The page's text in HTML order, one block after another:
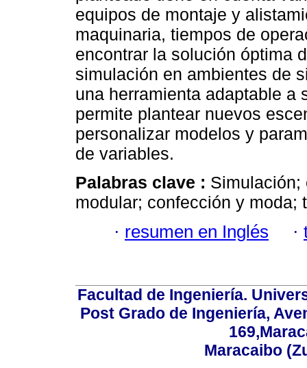
equipos de montaje y
maquinaria, tiempos de
encontrar la solución óptima
simulación en ambientes de
una herramienta adaptable a
permite plantear nuevos
personalizar modelos y
de variables.
Palabras clave : Simulación;
modular; confección y moda;
· resumen en Inglés ·
Facultad de Ingeniería.
Post Grado de Ingeniería,
Maracaibo